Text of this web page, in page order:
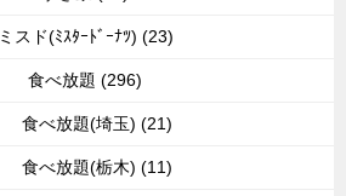
ミスド(ﾐｽﾀｰﾄﾞｰﾅﾂ) (23)
食べ放題 (296)
食べ放題(埼玉) (21)
食べ放題(栃木) (11)